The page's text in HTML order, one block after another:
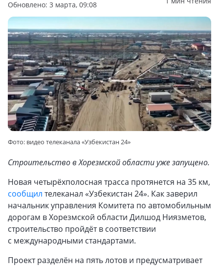
Обновлено: 3 марта, 09:08
Фото: видео телеканала «Узбекистан 24»
Строительство в Хорезмской области уже запущено.
Новая четырёхполосная трасса протянется на 35 км,
сообщил телеканал «Узбекистан 24». Как заверил
начальник управления Комитета по автомобильным
дорогам в Хорезмской области Дилшод Ниязметов,
строительство пройдёт в соответствии
с международными стандартами.
Проект разделён на пять лотов и предусматривает